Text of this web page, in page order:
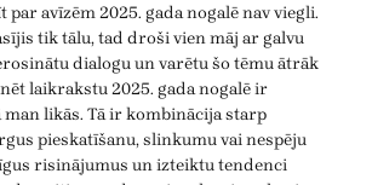
avīzēm 2025. gada nogalē nav viegli.
tik tālu, tad droši vien māj ar galvu
dialogu un varētu šo tēmu ātrāk
laikrakstu 2025. gada nogalē ir
man likās. Tā ir kombinācija starp
pieskatīšanu, slinkumu vai nespēju
risinājumus un izteiktu tendenci